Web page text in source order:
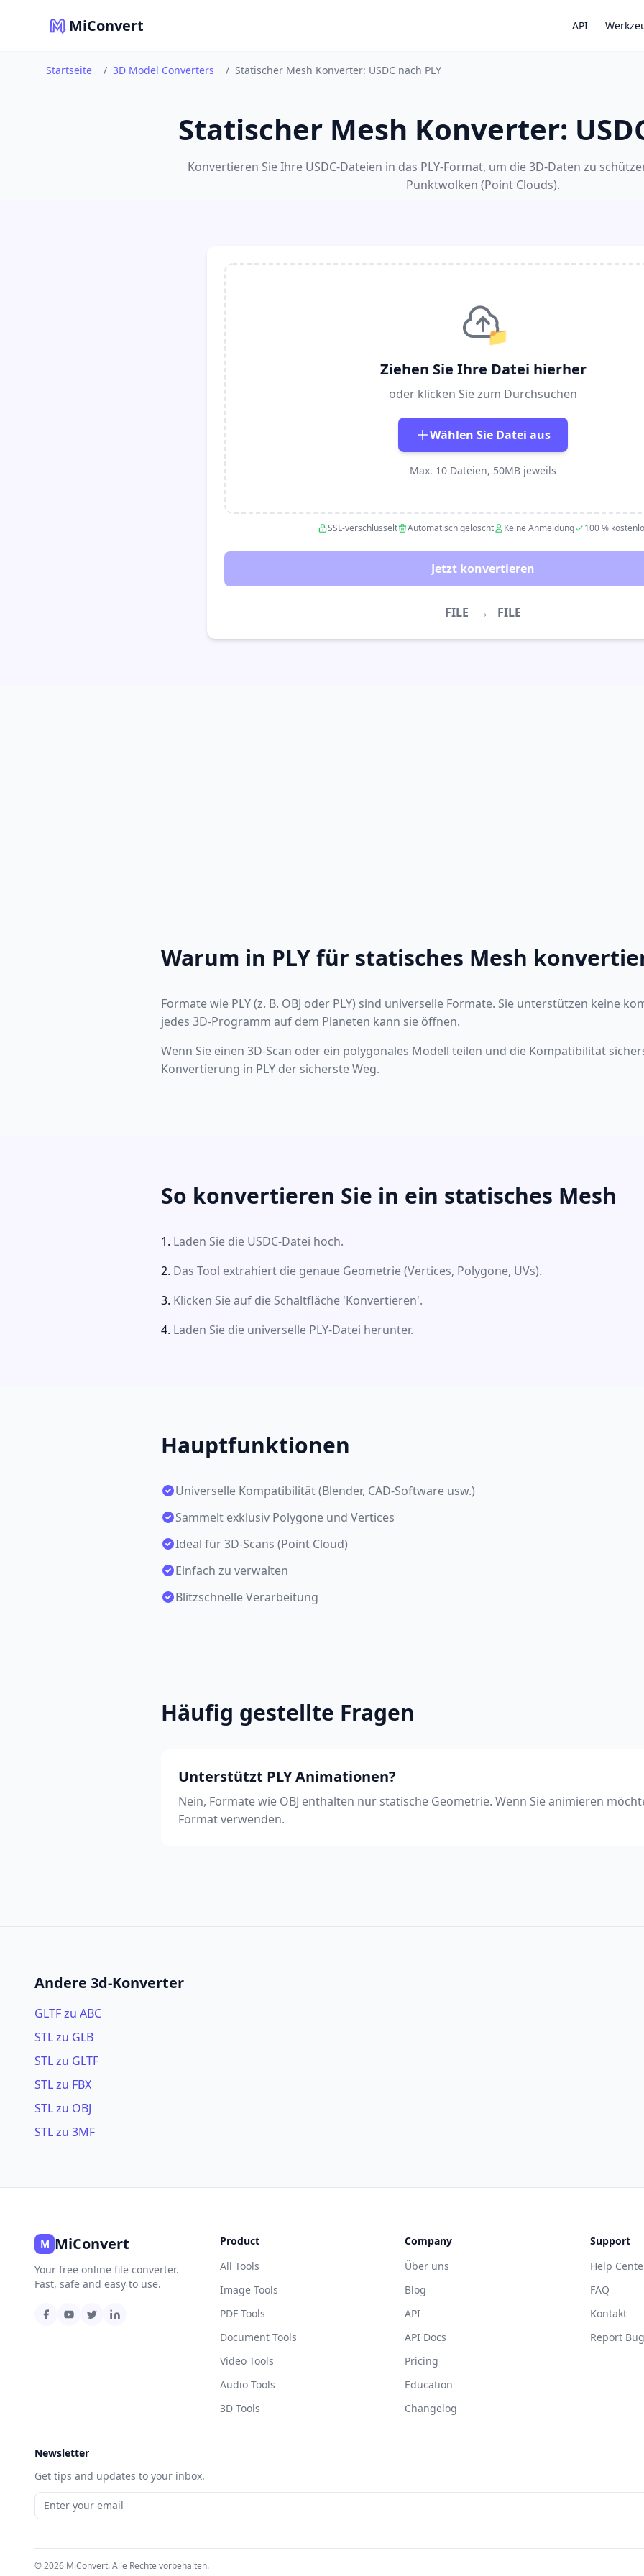
MiConvert API
Startseite / 3D Model Converters / Statischer Mesh Konverter: USDC nach PLY
Statischer Mesh Konverter:
Konvertieren Sie Ihre USDC-Dateien in das PLY-Format, um die 3D-Daten zu
Punktwolken (Point Clouds).
📁
Ziehen Sie Ihre Datei hierher
oder klicken Sie zum Durchsuchen
Wählen Sie Datei aus
Max. 10 Dateien, 50MB jeweils
SSL-verschlüsselt Automatisch gelöscht Keine Anmeldung 100 %
Jetzt konvertieren
FILE → FILE
Warum in PLY für statisches Mesh
Formate wie PLY (z. B. OBJ oder PLY) sind universelle Formate. Sie unterstützen keine
jedes 3D-Programm auf dem Planeten kann sie öffnen.
Wenn Sie einen 3D-Scan oder ein polygonales Modell teilen und die Kompatibilität
Konvertierung in PLY der sicherste Weg.
So konvertieren Sie in ein statisches Mesh
Laden Sie die USDC-Datei hoch.
Das Tool extrahiert die genaue Geometrie (Vertices, Polygone, UVs).
Klicken Sie auf die Schaltfläche 'Konvertieren'.
Laden Sie die universelle PLY-Datei herunter.
Hauptfunktionen
Universelle Kompatibilität (Blender, CAD-Software usw.)
Sammelt exklusiv Polygone und Vertices
Ideal für 3D-Scans (Point Cloud)
Einfach zu verwalten
Blitzschnelle Verarbeitung
Häufig gestellte Fragen
Unterstützt PLY Animationen?
Nein, Formate wie OBJ enthalten nur statische Geometrie. Wenn Sie animieren
Format verwenden.
Andere 3d-Konverter
GLTF zu ABC
STL zu GLB
STL zu GLTF
STL zu FBX
STL zu OBJ
STL zu 3MF
M MiConvert
Your free online file converter.
Fast, safe and easy to use.
Product
All Tools
Image Tools
PDF Tools
Document Tools
Video Tools
Audio Tools
3D Tools
Company
Über uns
Blog
API
API Docs
Pricing
Education
Changelog
Support
Help
FAQ
Kontakt
Report Bug
Newsletter
Get tips and updates to your inbox.
© 2026 MiConvert. Alle Rechte vorbehalten.